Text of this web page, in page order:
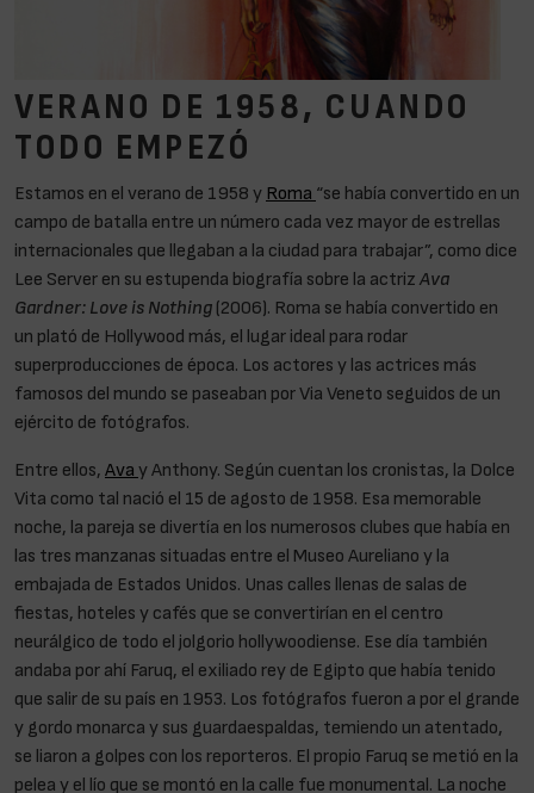
VERANO DE 1958, CUANDO
TODO EMPEZÓ
Estamos en el verano de 1958 y Roma “se había convertido en un
campo de batalla entre un número cada vez mayor de estrellas
internacionales que llegaban a la ciudad para trabajar”, como dice
Lee Server en su estupenda biografía sobre la actriz Ava
Gardner: Love is Nothing (2006). Roma se había convertido en
un plató de Hollywood más, el lugar ideal para rodar
superproducciones de época. Los actores y las actrices más
famosos del mundo se paseaban por Via Veneto seguidos de un
ejército de fotógrafos.
Entre ellos, Ava y Anthony. Según cuentan los cronistas, la Dolce
Vita como tal nació el 15 de agosto de 1958. Esa memorable
noche, la pareja se divertía en los numerosos clubes que había en
las tres manzanas situadas entre el Museo Aureliano y la
embajada de Estados Unidos. Unas calles llenas de salas de
fiestas, hoteles y cafés que se convertirían en el centro
neurálgico de todo el jolgorio hollywoodiense. Ese día también
andaba por ahí Faruq, el exiliado rey de Egipto que había tenido
que salir de su país en 1953. Los fotógrafos fueron a por el grande
y gordo monarca y sus guardaespaldas, temiendo un atentado,
se liaron a golpes con los reporteros. El propio Faruq se metió en la
pelea y el lío que se montó en la calle fue monumental. La noche